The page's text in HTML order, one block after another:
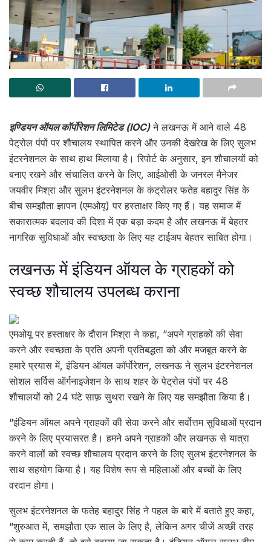
इण्डियन ऑयल कॉर्पोरेशन लिमिटेड (IOC)ने लखनऊ में आने वाले 48
पेट्रोल पंपों पर शौचालय स्थापित करने और उनकी देखरेख के लिए सुलभ
इंटरनेशनल के साथ हाथ मिलाया है। रिपोर्ट के अनुसार, इन शौचालयों को
बनाए रखने और संचालित करने के लिए, आईओसी के जनरल मैनेजर
जयवीर मिश्रा और सुलभ इंटरनेशनल के कंट्रोलर फतेह बहादुर सिंह के
बीच समझौता ज्ञापन (एमओयू) पर हस्ताक्षर किए गए हैं। यह समाज में
सकारात्मक बदलाव की दिशा में एक बड़ा कदम है और लखनऊ में बेहतर
नागरिक सुविधाओं और स्वच्छता के लिए यह टाईअप बेहतर साबित होगा।
लखनऊ में इंडियन ऑयल के ग्राहकों को
स्वच्छ शौचालय उपलब्ध कराना
एमओयू पर हस्ताक्षर के दौरान मिश्रा ने कहा, “अपने ग्राहकों की सेवा
करने और स्वच्छता के प्रति अपनी प्रतिबद्धता को और मजबूत करने के
हमारे प्रयास में, इंडियन ऑयल कॉर्पोरेशन, लखनऊ ने सुलभ इंटरनेशनल
सोशल सर्विस ऑर्गनाइजेशन के साथ शहर के पेट्रोल पंपों पर 48
शौचालयों को 24 घंटे साफ़ सुथरा रखने के लिए यह समझौता किया है।
“इंडियन ऑयल अपने ग्राहकों की सेवा करने और सर्वोत्तम सुविधाओं प्रदान
करने के लिए प्रयासरत है। हमने अपने ग्राहकों और लखनऊ से यात्रा
करने वालों को स्वच्छ शौचालय प्रदान करने के लिए सुलभ इंटरनेशनल के
साथ सहयोग किया है। यह विशेष रूप से महिलाओं और बच्चों के लिए
वरदान होगा।
सुलभ इंटरनेशनल के फतेह बहादुर सिंह ने पहल के बारे में बताते हुए कहा,
“शुरुआत में, समझौता एक साल के लिए है, लेकिन अगर चीजें अच्छी तरह